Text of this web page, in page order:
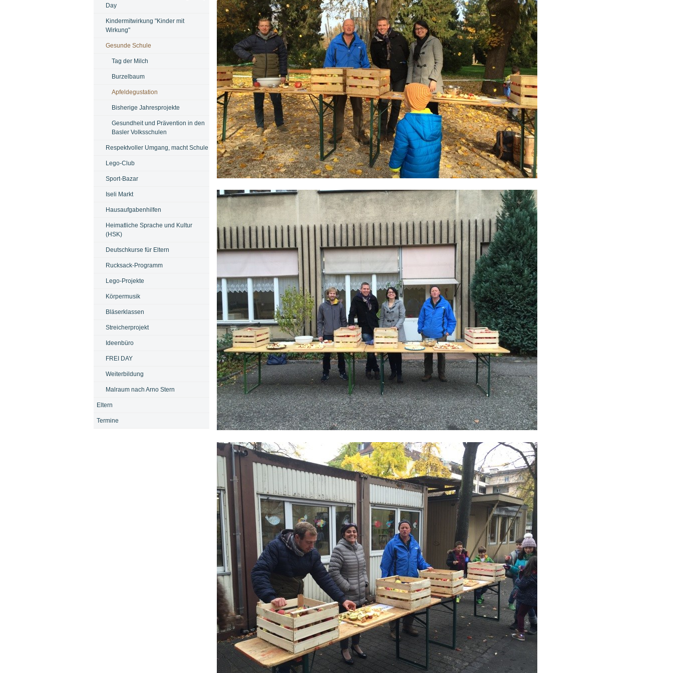
Day
Kindermitwirkung "Kinder mit
Wirkung"
Gesunde Schule
Tag der Milch
Burzelbaum
Apfeldegustation
Bisherige Jahresprojekte
Gesundheit und Prävention in den
Basler Volksschulen
Respektvoller Umgang, macht Schule
Lego-Club
Sport-Bazar
Iseli Markt
Hausaufgabenhilfen
Heimatliche Sprache und Kultur
(HSK)
Deutschkurse für Eltern
Rucksack-Programm
Lego-Projekte
Körpermusik
Bläserklassen
Streicherprojekt
Ideenbüro
FREI DAY
Weiterbildung
Malraum nach Arno Stern
Eltern
Termine